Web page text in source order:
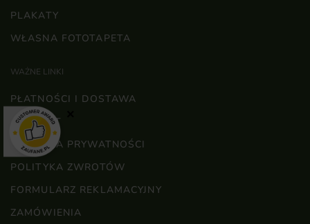
PLAKATY
WŁASNA FOTOTAPETA
WAŻNE LINKI
PŁATNOŚCI I DOSTAWA
KONTAKT
POLITYKA PRYWATNOŚCI
POLITYKA ZWROTÓW
FORMULARZ REKLAMACYJNY
ZAMÓWIENIA